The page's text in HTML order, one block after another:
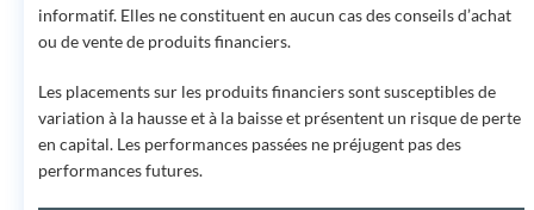
informatif. Elles ne constituent en aucun cas des conseils d’achat
ou de vente de produits financiers.
Les placements sur les produits financiers sont susceptibles de
variation à la hausse et à la baisse et présentent un risque de perte
en capital. Les performances passées ne préjugent pas des
performances futures.